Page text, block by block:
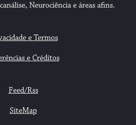
Neurociência e áreas afins.
e Termos
e Créditos
Feed/Rss
SiteMap